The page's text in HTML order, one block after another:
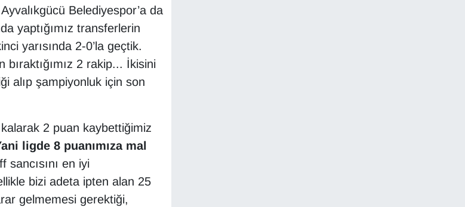
Belediyespor’a da
yaptığımız transferlerin
yarısında 2-0’la geçtik.
bıraktığımız 2 rakip... İkisini
alıp şampiyonluk için son
2 puan kaybettiğimiz
ligde 8 puanımıza mal
sancısını en iyi
bizi adeta ipten alan 25
gelmemesi gerektiği,